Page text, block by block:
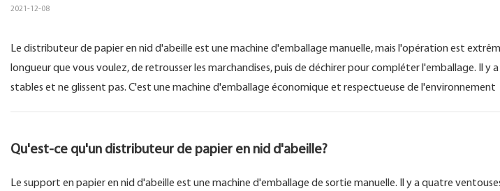
2021-12-08
Le distributeur de papier en nid d'abeille est une machine d'emballage manuelle, mais l'opération est
longueur que vous voulez, de retrousser les marchandises, puis de déchirer pour compléter l'emballage. Il y
stables et ne glissent pas. C'est une machine d'emballage économique et respectueuse de l'environnement
Qu'est-ce qu'un distributeur de papier en nid d'abeille?
Le support en papier en nid d'abeille est une machine d'emballage de sortie manuelle. Il y a quatre